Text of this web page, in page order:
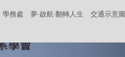
學務處 夢‧啟航‧翻轉人生 交通示意圖